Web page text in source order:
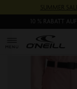
SUMMER
10 % RABATT